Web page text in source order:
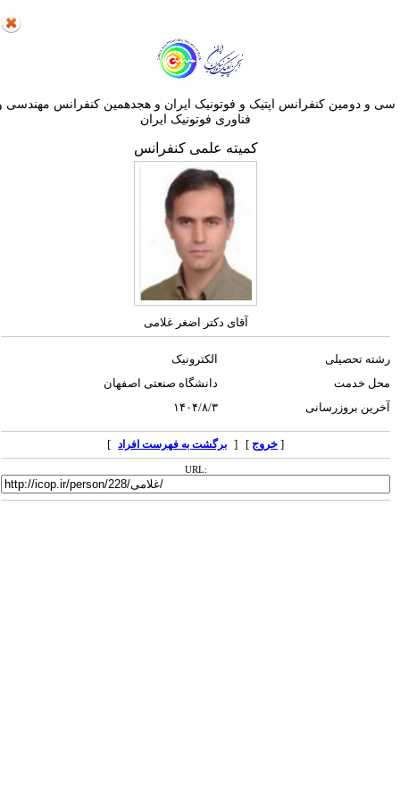
و دومین کنفرانس اپتيک و فوتونيک ایران و هجدهمين کنفرانس مهندسی و
فناوری فوتونيک ايران
کمیته علمی کنفرانس
آقای دکتر اضغر غلامی
رشته تحصیلی
الکترونیک
محل خدمت
دانشگاه صنعتی اصفهان
آخرین بروزرسانی
۱۴۰۴/۸/۳
خروج] [ برگشت به فهرست افراد ]
URL: